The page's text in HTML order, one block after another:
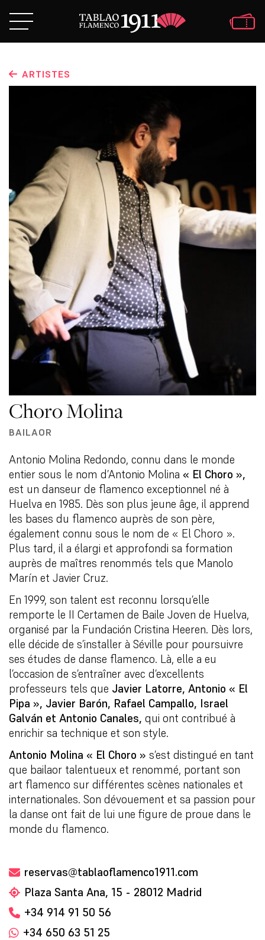
ARTISTES
Choro Molina
BAILAOR
Antonio Molina Redondo, connu dans le monde
entier sous le nom d’Antonio Molina « El Choro »,
est un danseur de flamenco exceptionnel né à
Huelva en 1985. Dès son plus jeune âge, il apprend
les bases du flamenco auprès de son père,
également connu sous le nom de « El Choro ».
Plus tard, il a élargi et approfondi sa formation
auprès de maîtres renommés tels que Manolo
Marín et Javier Cruz.
En 1999, son talent est reconnu lorsqu’elle
remporte le II Certamen de Baile Joven de Huelva,
organisé par la Fundación Cristina Heeren. Dès lors,
elle décide de s’installer à Séville pour poursuivre
ses études de danse flamenco. Là, elle a eu
l’occasion de s’entraîner avec d’excellents
professeurs tels que Javier Latorre, Antonio « El
Pipa », Javier Barón, Rafael Campallo, Israel
Galván et Antonio Canales, qui ont contribué à
enrichir sa technique et son style.
Antonio Molina « El Choro » s’est distingué en tant
que bailaor talentueux et renommé, portant son
art flamenco sur différentes scènes nationales et
internationales. Son dévouement et sa passion pour
la danse ont fait de lui une figure de proue dans le
monde du flamenco.
reservas@tablaoflamenco1911.com
Plaza Santa Ana, 15 - 28012 Madrid
+34 914 91 50 56
+34 650 63 51 25